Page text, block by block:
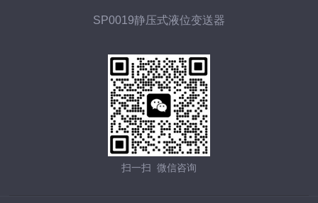
SP0019静压式液位变送器
扫一扫 微信咨询